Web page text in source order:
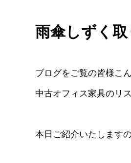
雨傘しずく
ブログをご覧の皆様こ
中古オフィス家具のリス
本日ご紹介いたします